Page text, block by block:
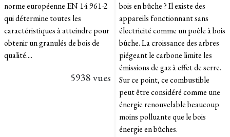
norme européenne EN 14 961-2
qui détermine toutes les
caractéristiques à atteindre pour
obtenir un granulés de bois de
qualité....
5938 vues
bois en bûche ? Il existe des
appareils fonctionnant sans
électricité comme un poêle à bois
bûche. La croissance des arbres
piégeant le carbone limite les
émissions de gaz à effet de serre.
Sur ce point, ce combustible
peut être considéré comme une
énergie renouvelable beaucoup
moins polluante que le bois
énergie en bûches.